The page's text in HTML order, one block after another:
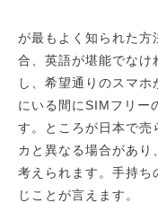
が最もよく知られた方
合、英語が堪能でなけ
し、希望通りのスマ
にいる間にSIMフリー
す。ところが日本で売
カと異なる場合があ
考えられます。手持ち
じことが言えます。